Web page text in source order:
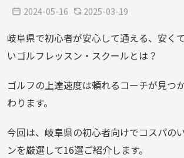
2024-05-16 2025-03-19
岐阜県で初心者が安心して通える、安く
いゴルフレッスン・スクールとは？
ゴルフの上達速度は頼れるコーチが見つ
わります。
今回は、岐阜県の初心者向けでコスパの
ンを厳選して16選ご紹介します。